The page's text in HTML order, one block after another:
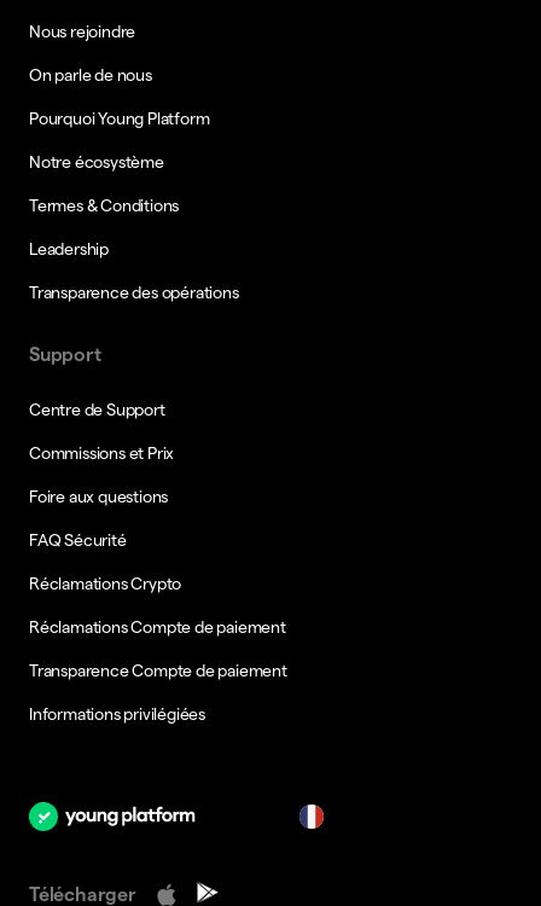
Nous rejoindre
On parle de nous
Pourquoi Young Platform
Notre écosystème
Termes & Conditions
Leadership
Transparence des opérations
Support
Centre de Support
Commissions et Prix
Foire aux questions
FAQ Sécurité
Réclamations Crypto
Réclamations Compte de paiement
Transparence Compte de paiement
Informations privilégiées
Télécharger